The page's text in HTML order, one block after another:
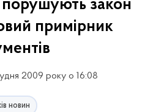
порушують закон
примірник
2009 року о 16:08
новин